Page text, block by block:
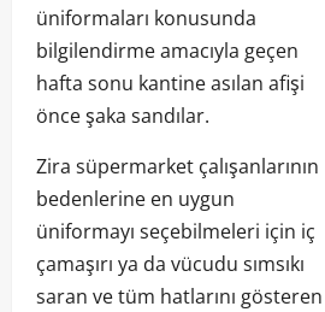
üniformaları konusunda
bilgilendirme amacıyla geçen
hafta sonu kantine asılan afişi
önce şaka sandılar.
Zira süpermarket çalışanlarının
bedenlerine en uygun
üniformayı seçebilmeleri için iç
çamaşırı ya da vücudu sımsıkı
saran ve tüm hatlarını gösteren